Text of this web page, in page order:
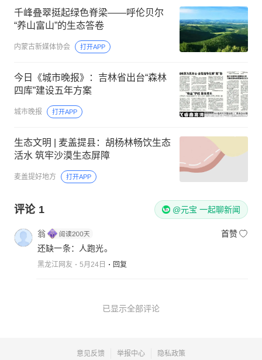
千峰叠翠挺起绿色脊梁——呼伦贝尔
“养山富山”的生态答卷
内蒙古新媒体协会 打开APP
今日《城市晚报》：吉林省出台“森林
四库”建设五年方案
城市晚报 打开APP
生态文明 | 麦盖提县：胡杨林畅饮生态
活水 筑牢沙漠生态屏障
麦盖提好地方 打开APP
评论 1 @元宝 一起聊新闻
翁
首赞
还缺一条：人跑光。
黑龙江网友 5月24日 回复
已显示全部评论
意见反馈 举报中心 隐私政策